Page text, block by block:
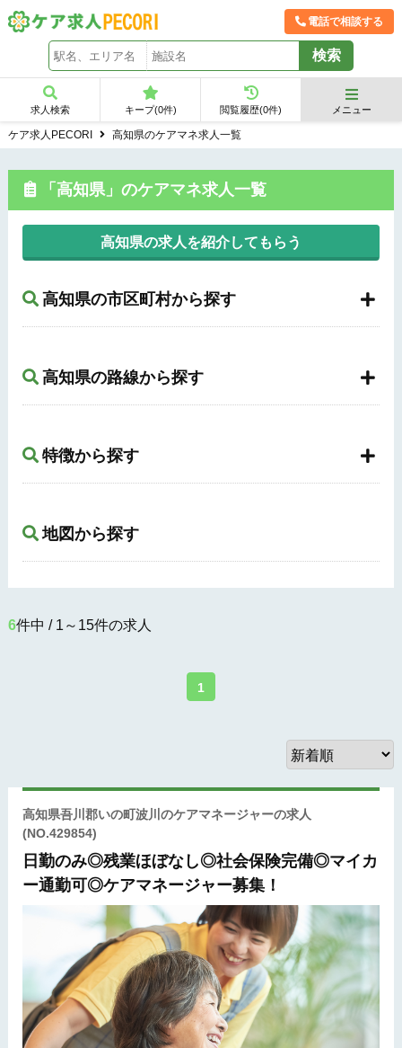
電話で相談する
求人検索 キープ(0件) 閲覧履歴(0件) メニュー
ケア求人PECORI 高知県のケアマネ求人一覧
「高知県」のケアマネ求人一覧
高知県の求人を紹介してもらう
高知県の市区町村から探す
高知県の路線から探す
特徴から探す
地図から探す
6件中 / 1～15件の求人
1
高知県吾川郡いの町波川のケアマネージャーの求人
(NO.429854)
日勤のみ◎残業ほぼなし◎社会保険完備◎マイカ
ー通勤可◎ケアマネージャー募集！